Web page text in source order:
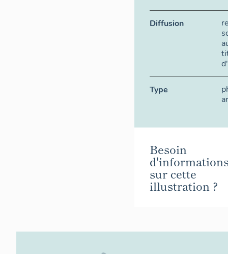
Diffusion
Type
Besoin
sur cette
illustration ?